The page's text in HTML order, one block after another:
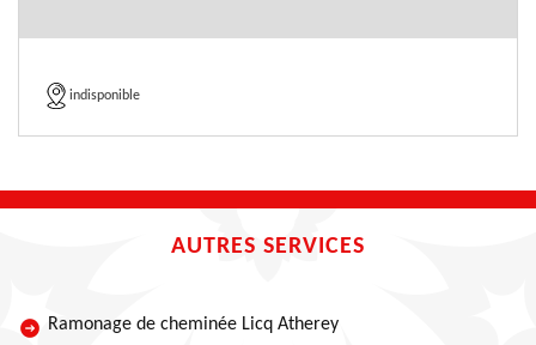
indisponible
AUTRES SERVICES
Ramonage de cheminée Licq Atherey